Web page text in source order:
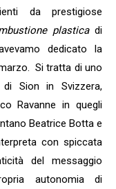
da prestigiose
plasticadi
dedicato la
Si tratta di uno
Sion in Svizzera,
Ravanne in quegli
Beatrice Botta e
con spiccata
del messaggio
autonomia di